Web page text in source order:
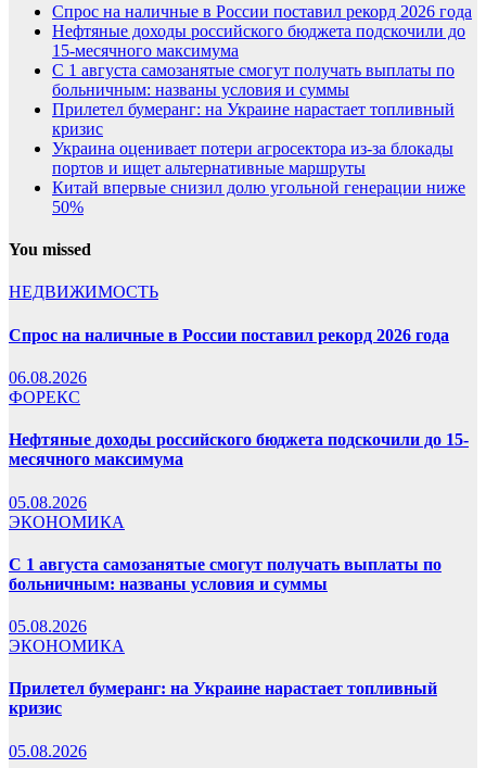
Спрос на наличные в России поставил рекорд 2026 года
Нефтяные доходы российского бюджета подскочили до
15-месячного максимума
С 1 августа самозанятые смогут получать выплаты по
больничным: названы условия и суммы
Прилетел бумеранг: на Украине нарастает топливный
кризис
Украина оценивает потери агросектора из-за блокады
портов и ищет альтернативные маршруты
Китай впервые снизил долю угольной генерации ниже
50%
You missed
НЕДВИЖИМОСТЬ
Спрос на наличные в России поставил рекорд 2026 года
06.08.2026
ФОРЕКС
Нефтяные доходы российского бюджета подскочили до 15-
месячного максимума
05.08.2026
ЭКОНОМИКА
С 1 августа самозанятые смогут получать выплаты по
больничным: названы условия и суммы
05.08.2026
ЭКОНОМИКА
Прилетел бумеранг: на Украине нарастает топливный
кризис
05.08.2026